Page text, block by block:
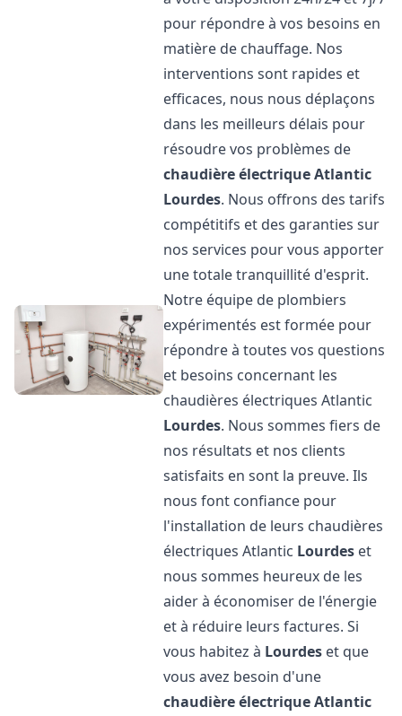
pour répondre à vos besoins en
matière de chauffage. Nos
interventions sont rapides et
efficaces, nous nous déplaçons
dans les meilleurs délais pour
résoudre vos problèmes de
chaudière électrique Atlantic
Lourdes. Nous offrons des tarifs
compétitifs et des garanties sur
nos services pour vous apporter
une totale tranquillité d'esprit.
Notre équipe de plombiers
expérimentés est formée pour
répondre à toutes vos questions
et besoins concernant les
chaudières électriques Atlantic
Lourdes. Nous sommes fiers de
nos résultats et nos clients
satisfaits en sont la preuve. Ils
nous font confiance pour
l'installation de leurs chaudières
électriques Atlantic Lourdes et
nous sommes heureux de les
aider à économiser de l'énergie
et à réduire leurs factures. Si
vous habitez à Lourdes et que
vous avez besoin d'une
chaudière électrique Atlantic